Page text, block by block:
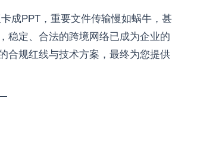
成PPT，重要文件传输慢如蜗牛，甚
稳定、合法的跨境网络已成为企业的
合规红线与技术方案，最终为您提供